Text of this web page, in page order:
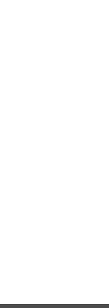
36 Zigaretten Menge